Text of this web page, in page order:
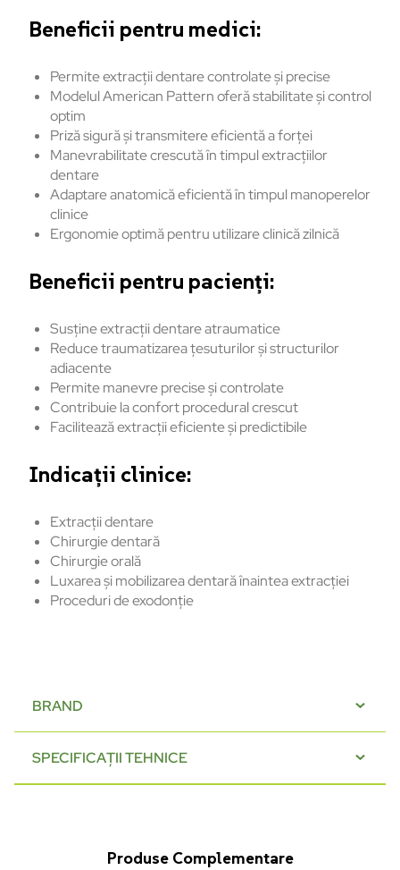
Beneficii pentru medici:
Permite extracții dentare controlate și precise
Modelul American Pattern oferă stabilitate și control
optim
Priză sigură și transmitere eficientă a forței
Manevrabilitate crescută în timpul extracțiilor
dentare
Adaptare anatomică eficientă în timpul manoperelor
clinice
Ergonomie optimă pentru utilizare clinică zilnică
Beneficii pentru pacienți:
Susține extracții dentare atraumatice
Reduce traumatizarea țesuturilor și structurilor
adiacente
Permite manevre precise și controlate
Contribuie la confort procedural crescut
Facilitează extracții eficiente și predictibile
Indicații clinice:
Extracții dentare
Chirurgie dentară
Chirurgie orală
Luxarea și mobilizarea dentară înaintea extracției
Proceduri de exodonție
BRAND
SPECIFICAȚII TEHNICE
Produse Complementare